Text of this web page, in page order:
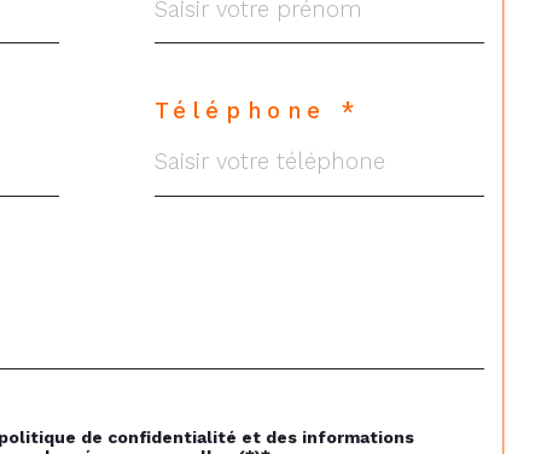
Téléphone *
de confidentialité et des informations